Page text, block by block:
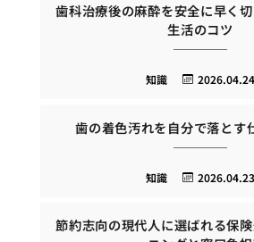
歯科治療後の麻酔を安全に早く
生活のコツ
2026.04.24
知識
歯の着色汚れを自分で落とす
2026.04.23
知識
節約志向の現代人に選ばれる保